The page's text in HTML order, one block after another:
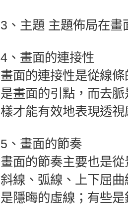
3、主題 主題佈局在畫
4、畫面的連接性
畫面的連接性是從線
是畫面的引點，而去
樣才能有效地表現透視
5、畫面的節奏
畫面的節奏主要也是
斜線、弧線、上下屈
是隱晦的虛線；有些